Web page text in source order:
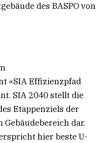
des BASPO von
«SIA Effizienzpfad
SIA 2040 stellt die
Etappenziels der
dar.
hier beste U-